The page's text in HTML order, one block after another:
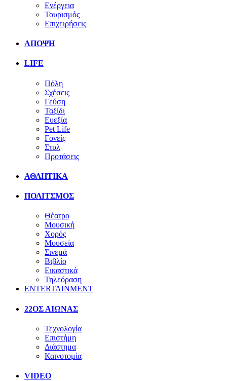
Ενέργεια
Τουρισμός
Επιχειρήσεις
ΑΠΟΨΗ
LIFE
Πόλη
Σχέσεις
Γεύση
Ταξίδι
Ευεξία
Pet Life
Γονείς
Στυλ
Προτάσεις
ΑΘΛΗΤΙΚΑ
ΠΟΛΙΤΣΜΟΣ
Θέατρο
Μουσική
Χορός
Μουσεία
Σινεμά
Βιβλίο
Εικαστικά
Τηλεόραση
ENTERTAINMENT
22ΟΣ ΑΙΩΝΑΣ
Τεχνολογία
Επιστήμη
Διάστημα
Καινοτομία
VIDEO